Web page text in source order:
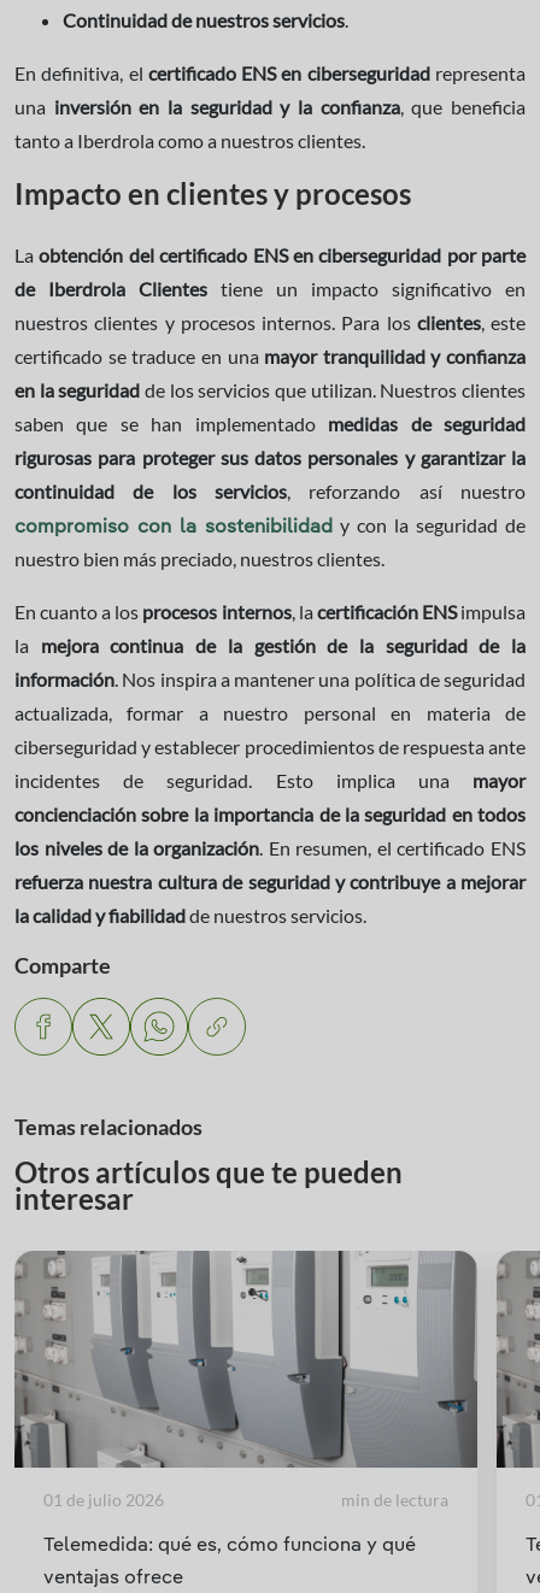
Continuidad de nuestros servicios.
En definitiva, el certificado ENS en ciberseguridad representa
una inversión en la seguridad y la confianza, que beneficia
tanto a Iberdrola como a nuestros clientes.
Impacto en clientes y procesos
Laobtención del certificado ENS en ciberseguridad por parte
de Iberdrola Clientes tiene un impacto significativo en
nuestros clientes y procesos internos. Para los clientes, este
certificado se traduce en una mayor tranquilidad y confianza
en la seguridad de los servicios que utilizan. Nuestros clientes
saben que se han implementado medidas de seguridad
rigurosas para proteger sus datos personales y garantizar la
continuidad de los servicios, reforzando así nuestro
compromiso con la sostenibilidad y con la seguridad de
nuestro bien más preciado, nuestros clientes.
En cuanto a los procesos internos, la certificación ENSimpulsa
la mejora continua de la gestión de la seguridad de la
información. Nos inspira a mantener una política de seguridad
actualizada, formar a nuestro personal en materia de
ciberseguridad y establecer procedimientos de respuesta ante
incidentes de seguridad. Esto implica una mayor
concienciación sobre la importancia de la seguridad en todos
los niveles de la organización. En resumen, el certificado ENS
refuerza nuestra cultura de seguridad y contribuye a mejorar
la calidad y fiabilidadde nuestros servicios.
Comparte
Temas relacionados
Otros artículos que te pueden
interesar
Telemedida: qué es, cómo funciona y qué
ventajas ofrece
01 de julio 2026 min de lectura